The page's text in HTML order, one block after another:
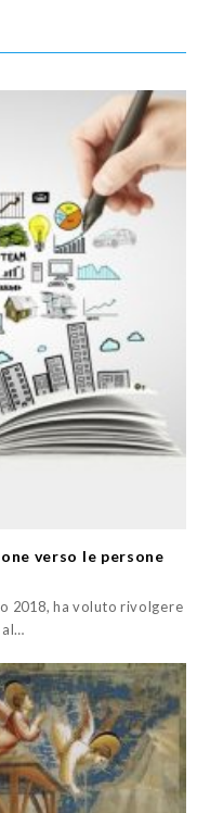
verso le persone
2018, ha voluto rivolgere
al…